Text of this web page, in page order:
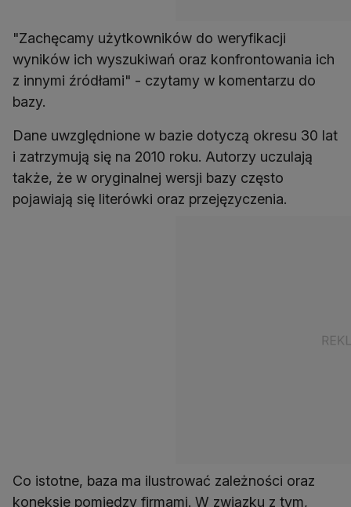
"Zachęcamy użytkowników do weryfikacji
wyników ich wyszukiwań oraz konfrontowania ich
z innymi źródłami" - czytamy w komentarzu do
bazy.
Dane uwzględnione w bazie dotyczą okresu 30 lat
i zatrzymują się na 2010 roku. Autorzy uczulają
także, że w oryginalnej wersji bazy często
pojawiają się literówki oraz przejęzyczenia.
Co istotne, baza ma ilustrować zależności oraz
koneksje pomiędzy firmami. W związku z tym,